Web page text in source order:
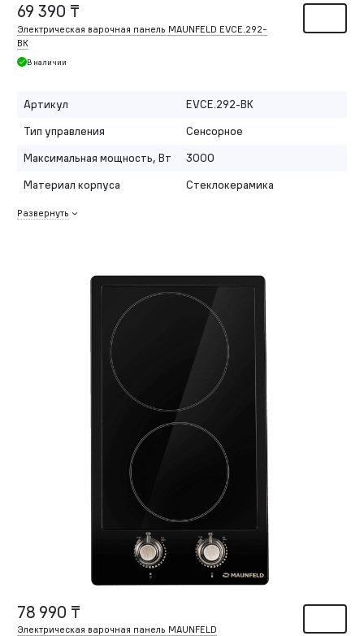
69 390 ₸
Электрическая варочная панель MAUNFELD EVCE.292-
BK
В наличии
Артикул
EVCE.292-BK
Тип управления
Сенсорное
Максимальная мощность, Вт
3000
Материал корпуса
Стеклокерамика
Развернуть
78 990 ₸
Электрическая варочная панель MAUNFELD